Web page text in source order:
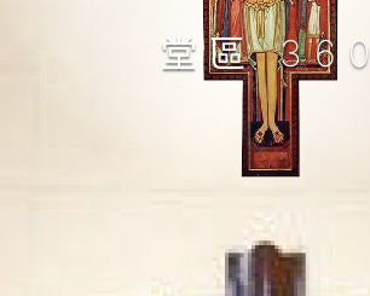
堂區 360